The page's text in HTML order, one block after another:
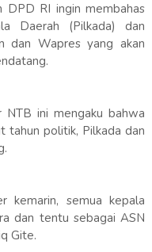
DPD RI ingin membahas
Daerah (Pilkada) dan
dan Wapres yang akan
NTB ini mengaku bahwa
tahun politik, Pilkada dan
kemarin, semua kepala
dan tentu sebagai ASN
Gite.